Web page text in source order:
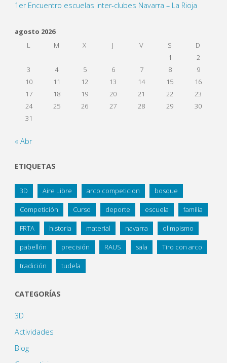
1er Encuentro escuelas inter-clubes Navarra – La Rioja
agosto 2026
L
M X J V S
D
1
2
3
4 5 6 7 8
9
10
11 12 13 14 15
16
17
18 19 20 21 22
23
24
25 26 27 28 29
30
31
« Abr
ETIQUETAS
3D Aire Libre arco competicion bosque
Competición Curso deporte escuela familia
FRTA historia material navarra olimpismo
pabellón precisión RAUS sala Tiro con arco
tradición tudela
CATEGORÍAS
3D
Actividades
Blog